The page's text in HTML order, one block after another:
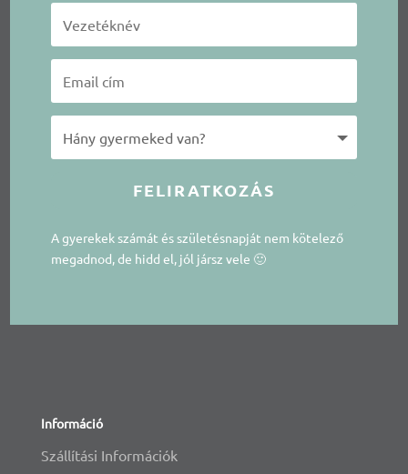
FELIRATKOZÁS
A gyerekek számát és születésnapját nem kötelező
megadnod, de hidd el, jól jársz vele 🙂
Információ
Szállítási Információk